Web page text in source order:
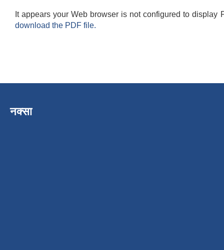
It appears your Web browser is not configured to display
download the PDF file.
नक्सा